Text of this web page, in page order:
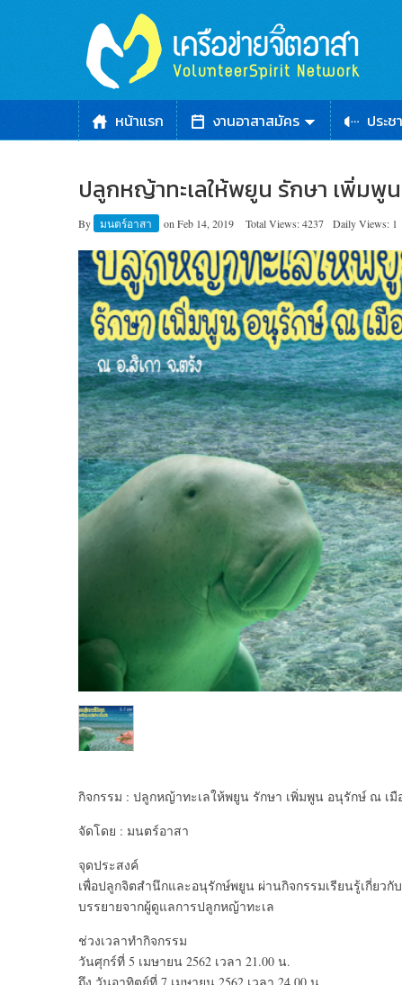
หน้าแรก งานอาสาสมัคร ประ
ปลูกหญ้าทะเลให้พยูน รักษา เพิ่มพู
By มนตร์อาสา on Feb 14, 2019 Total Views: 4237 Daily Views: 1
กิจกรรม : ปลูกหญ้าทะเลให้พยูน รักษา เพิ่มพูน อนุรักษ์ ณ เมื
จัดโดย : มนตร์อาสา
จุดประสงค์
เพื่อปลูกจิตสำนึกและอนุรักษ์พยูน ผ่านกิจกรรมเรียนรู้เกี่ยว
บรรยายจากผู้ดูแลการปลูกหญ้าทะเล
ช่วงเวลาทำกิจกรรม
วันศุกร์ที่ 5 เมษายน 2562 เวลา 21.00 น.